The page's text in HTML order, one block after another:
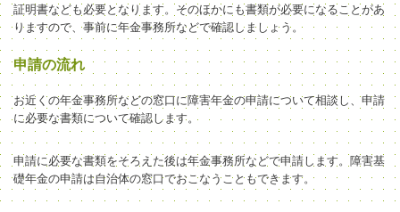
証明書なども必要となります。そのほかにも書類が必要になることがあ
りますので、事前に年金事務所などで確認し ましょう。
申請の流れ
お近くの年金事務所などの窓口に障害年金の申請について相談し、申請
に必要な書類について確認します。
申請に必要な書類をそろえた後は年金事務所などで申請します。 障害基
礎年金の申請は自治体の窓口でおこな うこともできます。